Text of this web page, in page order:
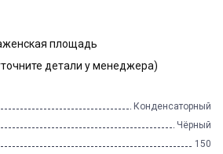
площадь
детали у менеджера)
Конденсаторный
Чёрный
150